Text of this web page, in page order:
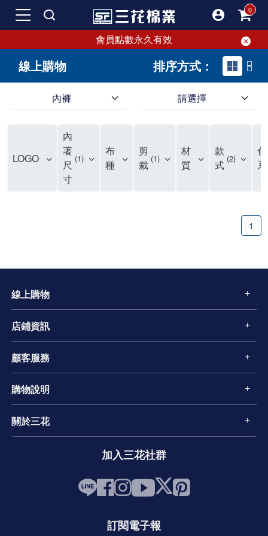
會員點數永久有效
線上購物 排序方式：
內褲 請選擇
LOGO
內
著
尺
寸
1
布
種
剪
裁 1
材
質
款
式 2
色
系
1
線上購物
店鋪資訊
顧客服務
購物說明
關於三花
加入三花社群
訂閱電子報